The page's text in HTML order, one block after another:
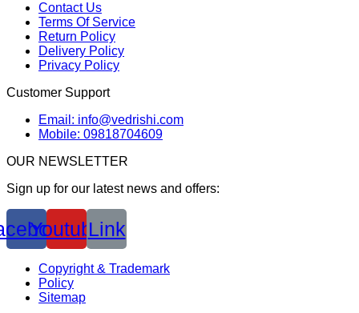
Contact Us
Terms Of Service
Return Policy
Delivery Policy
Privacy Policy
Customer Support
Email: info@vedrishi.com
Mobile: 09818704609
OUR NEWSLETTER
Sign up for our latest news and offers:
YoutubeLink
Copyright & Trademark
Policy
Sitemap